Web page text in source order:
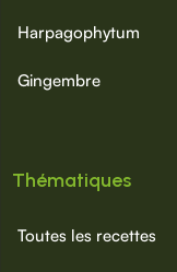
Harpagophytum
Gingembre
Thématiques
Toutes les recettes